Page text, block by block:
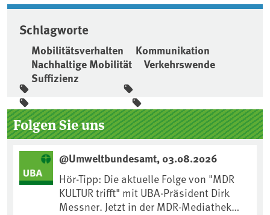
Schlagworte
Mobilitätsverhalten
Kommunikation
Nachhaltige Mobilität
Verkehrswende
Suffizienz
Seitenleiste
Folgen Sie uns
@Umweltbundesamt, 03.08.2026
Hör-Tipp: Die aktuelle Folge von "MDR
KULTUR trifft" mit UBA-Präsident Dirk
Messner. Jetzt in der MDR-Mediathek